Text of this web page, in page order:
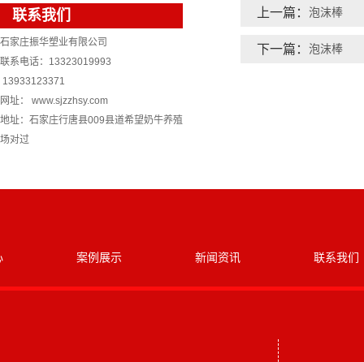
联系我们
石家庄振华塑业有限公司
联系电话：13323019993
13933123371
网址： www.sjzzhsy.com
地址：石家庄行唐县009县道希望奶牛养殖
场对过
上一篇： 泡沫棒
下一篇： 泡沫棒
案例展示 新闻资讯 联系我们